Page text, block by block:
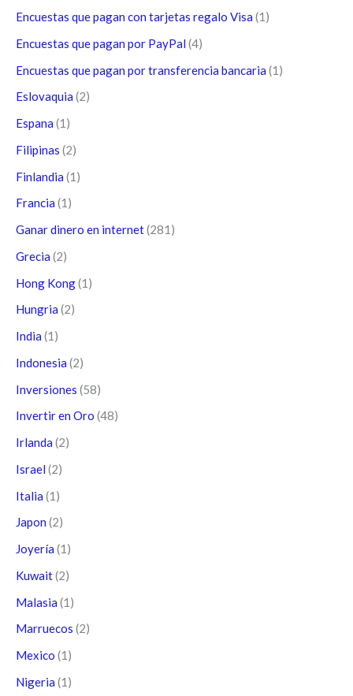
Encuestas que pagan con tarjetas regalo Visa (1)
Encuestas que pagan por PayPal (4)
Encuestas que pagan por transferencia bancaria (1)
Eslovaquia (2)
Espana (1)
Filipinas (2)
Finlandia (1)
Francia (1)
Ganar dinero en internet(281)
Grecia (2)
Hong Kong(1)
Hungria (2)
India (1)
Indonesia (2)
Inversiones (58)
Invertir en Oro (48)
Irlanda (2)
Israel (2)
Italia (1)
Japon (2)
Joyería (1)
Kuwait(2)
Malasia (1)
Marruecos (2)
Mexico (1)
Nigeria (1)